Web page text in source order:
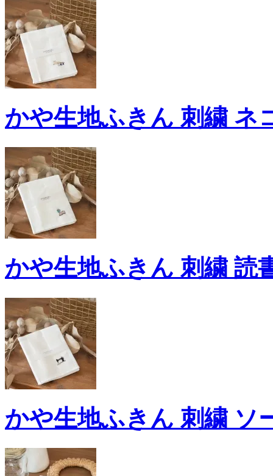
かや生地ふきん 刺繍 ネ
かや生地ふきん 刺繍 読
かや生地ふきん 刺繍 ソ